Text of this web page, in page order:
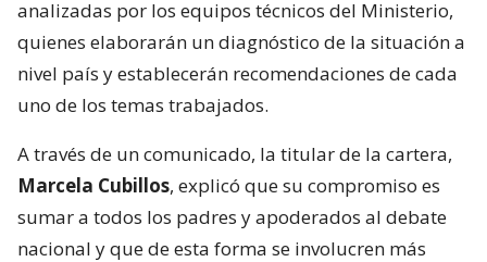
analizadas por los equipos técnicos del Ministerio,
quienes elaborarán un diagnóstico de la situación a
nivel país y establecerán recomendaciones de cada
uno de los temas trabajados.
A través de un comunicado, la titular de la cartera,
Marcela Cubillos, explicó que su compromiso es
sumar a todos los padres y apoderados al debate
nacional y que de esta forma se involucren más